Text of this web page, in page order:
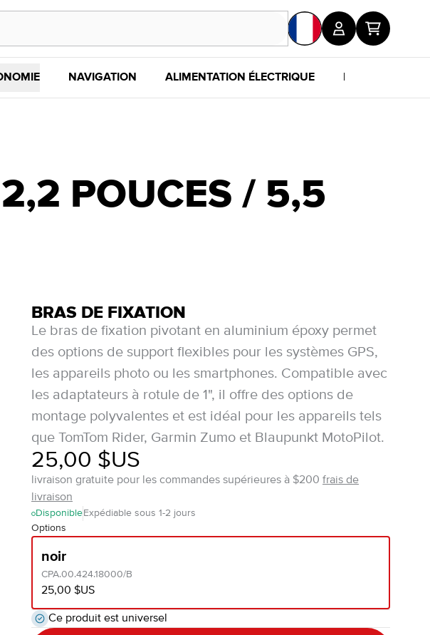
NAVIGATION ALIMENTATION ÉLECTRIQUE
POUCES / 5,5
BRAS DE FIXATION
Le bras de fixation pivotant en aluminium époxy permet
des options de support flexibles pour les systèmes GPS,
les appareils photo ou les smartphones. Compatible avec
les adaptateurs à rotule de 1", il offre des options de
montage polyvalentes et est idéal pour les appareils tels
que TomTom Rider, Garmin Zumo et Blaupunkt MotoPilot.
25,00 $US
livraison gratuite pour les commandes supérieures à $200 frais de
livraison
Disponible Expédiable sous 1-2 jours
Options
noir
CPA.00.424.18000/B
25,00 $US
Ce produit est universel